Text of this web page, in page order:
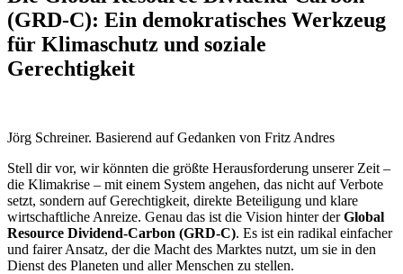
(GRD-C): Ein demokratisches Werkzeug
für Klimaschutz und soziale
Gerechtigkeit
Jörg Schreiner. Basierend auf Gedanken von Fritz Andres
Stell dir vor, wir könnten die größte Herausforderung unserer Zeit –
die Klimakrise – mit einem System angehen, das nicht auf Verbote
setzt, sondern auf Gerechtigkeit, direkte Beteiligung und klare
wirtschaftliche Anreize. Genau das ist die Vision hinter derGlobal
Resource Dividend-Carbon (GRD-C). Es ist ein radikal einfacher
und fairer Ansatz, der die Macht des Marktes nutzt, um sie in den
Dienst des Planeten und aller Menschen zu stellen.